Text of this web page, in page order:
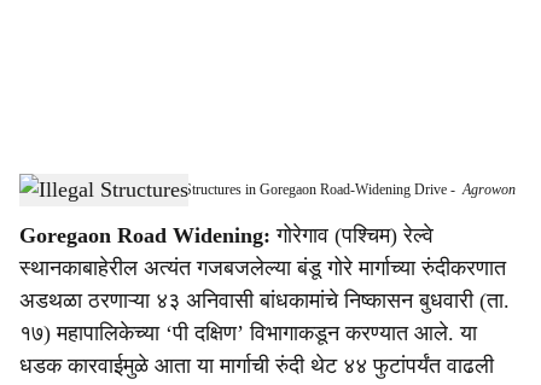
a
r
e
BMC Demolishes 43 Illegal Structures in Goregaon Road-Widening Drive -Agrowon
Goregaon Road Widening: गोरेगाव (पश्चिम) रेल्वे
स्थानकाबाहेरील अत्यंत गजबजलेल्या बंडू गोरे मार्गाच्या रुंदीकरणात
अडथळा ठरणाऱ्या ४३ अनिवासी बांधकामांचे निष्कासन बुधवारी (ता.
१७) महापालिकेच्या ‘पी दक्षिण’ विभागाकडून करण्यात आले. या
धडक कारवाईमुळे आता या मार्गाची रुंदी थेट ४४ फुटांपर्यंत वाढली